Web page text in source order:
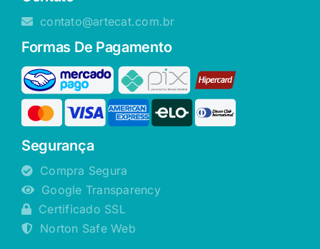
contato@artecat.com.br
Formas De Pagamento
Segurança
Compra Segura
Google Transparency
Certificado SSL
Norton Safe Web